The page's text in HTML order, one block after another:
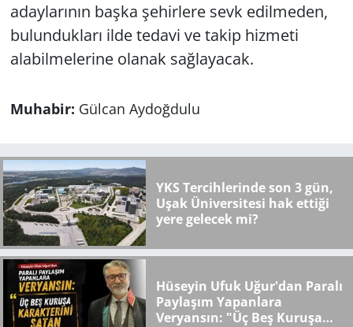
adaylarının başka şehirlere sevk edilmeden,
bulundukları ilde tedavi ve takip hizmeti
alabilmelerine olanak sağlayacak.
Muhabir: Gülcan Aydoğdulu
YKS Tercihlerinde son 3 gün,
Uşak Üniversitesi hak ettiği
yere gelecek mi?
Hüseyin Ufuk Uğur'dan Paralı
Paylaşım Yapanlara
Veryansın: "Üç Beş Kuruşa